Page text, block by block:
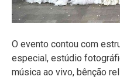
O evento contou com
especial, estúdio
música ao vivo, bênção